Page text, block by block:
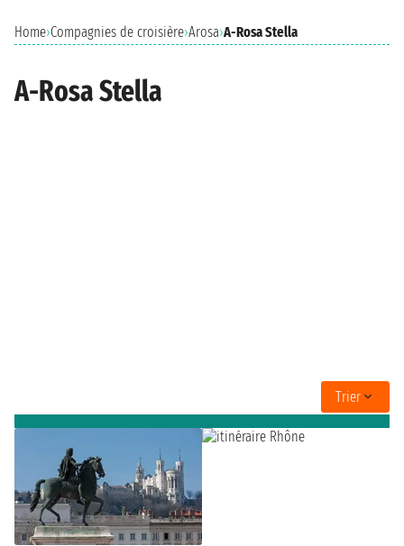
Home›Compagnies de croisière›Arosa›A-Rosa Stella
A-Rosa Stella
Trier